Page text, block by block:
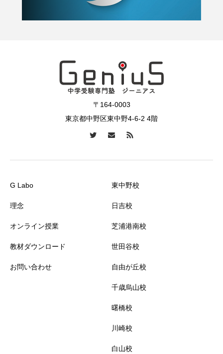
〒164-0003
東京都中野区東中野4-6-2 4階
G Labo
理念
オンライン授業
教材ダウンロード
お問い合わせ
東中野校
日吉校
芝浦港南校
世田谷校
自由が丘校
千歳烏山校
曙橋校
川崎校
白山校